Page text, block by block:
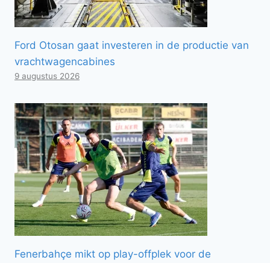
Ford Otosan gaat investeren in de productie van
vrachtwagencabines
9 augustus 2026
Fenerbahçe mikt op play-offplek voor de